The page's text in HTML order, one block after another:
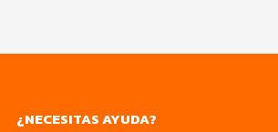
¿NECESITAS AYUDA?